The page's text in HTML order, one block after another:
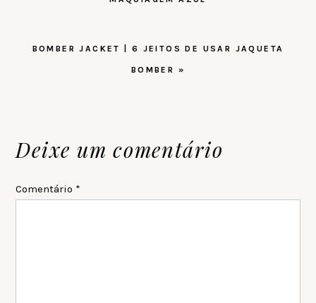
PRÓXIMO
BOMBER JACKET | 6 JEITOS DE USAR JAQUETA
BOMBER »
Reader
Interactions
Deixe um comentário
Comentário *